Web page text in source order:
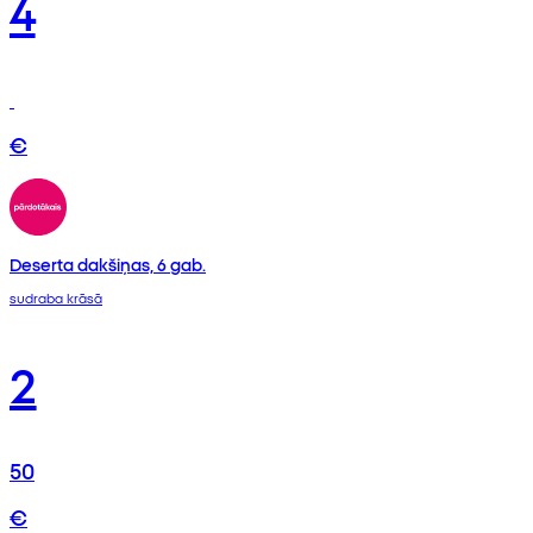
€
Deserta dakšiņas, 6 gab.
sudraba krāsā
2
50
€